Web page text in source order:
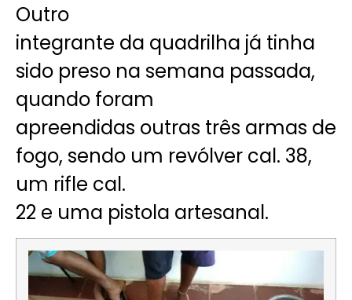
Outro
integrante da quadrilha já tinha
sido preso na semana passada,
quando foram
apreendidas outras três armas de
fogo, sendo um revólver cal. 38,
um rifle cal.
22 e uma pistola artesanal.